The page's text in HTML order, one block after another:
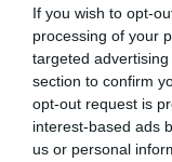
If you wish to opt-
processing of your
targeted
section to confirm
opt-out request is
interest-based ads
us or personal